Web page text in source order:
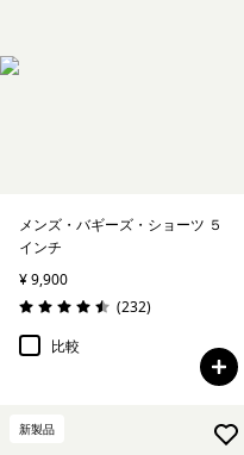
メンズ・バギーズ・ショーツ ５
インチ
¥ 9,900
評価: 4.5 / 5
(232レビュー
)
比較
新製品